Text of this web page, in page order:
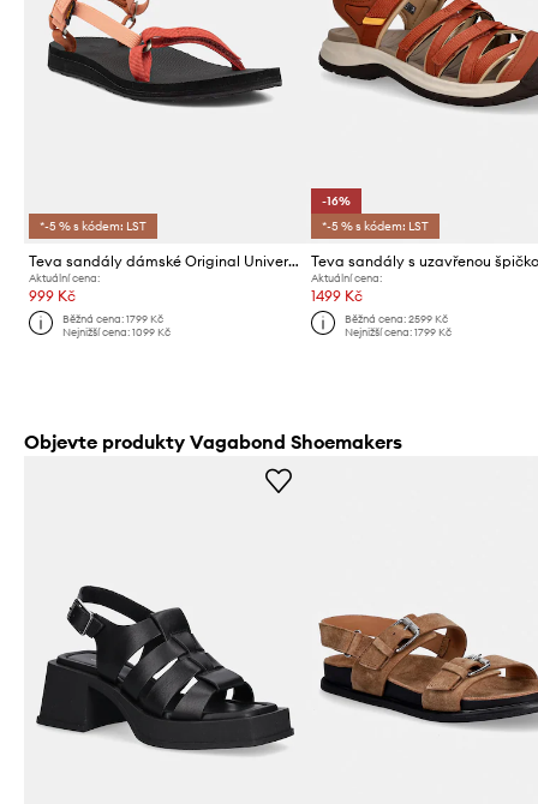
*-5 % s kódem: LST
Teva sandály dámské Original Universal Slim
Aktuální cena:
999 Kč
Běžná cena:1799 Kč
Nejnižší cena:1099 Kč
-16%
*-5 % s kódem: LST
Aktuální cena:
1499 Kč
Běžná cena: 2599 Kč
Nejnižší cena: 1799 Kč
Objevte produkty Vagabond Shoemakers